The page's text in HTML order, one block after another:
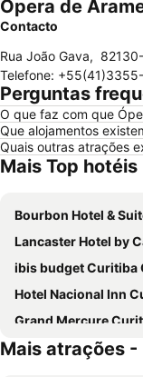
Ópera de
Contacto
Rua João Gava,
Telefone:
Perguntas
O que faz com que
Que alojamentos
Quais outras atrações
Mais Top hotéis
Bourbon Hotel &
Lancaster Hotel by
ibis budget Curitiba
Hotel Nacional Inn
Grand Mercure
SJ Royal - San Juan
Mais atrações -